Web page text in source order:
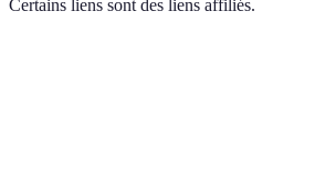
Certains liens sont des liens affiliés.